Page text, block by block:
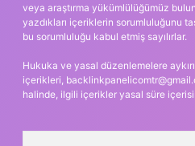
veya araştırma yükümlülüğümüz
yazdıkları içeriklerin sorumluluğunu
bu sorumluluğu kabul etmiş sayılırlar.
Hukuka ve yasal düzenlemelere
içerikleri,
halinde, ilgili içerikler yasal süre